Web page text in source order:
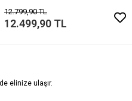
12.799,90 TL
12.499,90 TL
elinize ulaşır.